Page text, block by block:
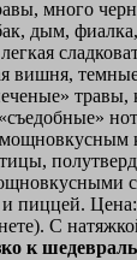
много
дым,
вишня,
травы,
пиццей.
С
к